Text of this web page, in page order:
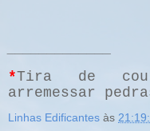
*Tira de
arremessar
Linhas Edificantes às